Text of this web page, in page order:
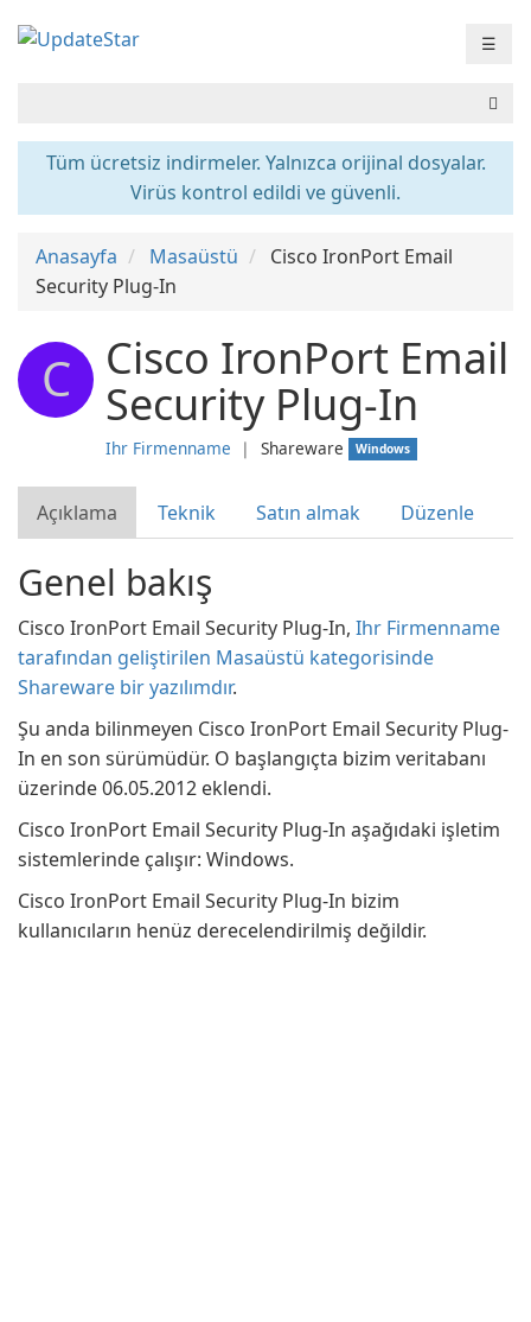
☰
Tüm ücretsiz indirmeler. Yalnızca orijinal dosyalar.
Virüs kontrol edildi ve güvenli.
Anasayfa Masaüstü
Cisco IronPort Email
Security Plug-In
C Cisco IronPort Email
Security Plug-In
Ihr Firmenname ❘ Shareware Windows
Açıklama Teknik Satın almak Düzenle
Genel bakış
Cisco IronPort Email Security Plug-In, Ihr Firmenname
tarafından geliştirilen Masaüstü kategorisinde
Shareware bir yazılımdır.
Şu anda bilinmeyen Cisco IronPort Email Security Plug-
In en son sürümüdür. O başlangıçta bizim veritabanı
üzerinde 06.05.2012 eklendi.
Cisco IronPort Email Security Plug-In aşağıdaki işletim
sistemlerinde çalışır: Windows.
Cisco IronPort Email Security Plug-In bizim
kullanıcıların henüz derecelendirilmiş değildir.